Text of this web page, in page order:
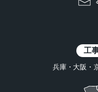
工
兵庫・大阪・